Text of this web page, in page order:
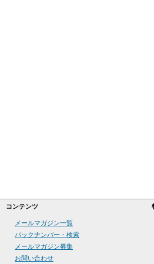
コンテンツ
メールマガジン一覧
バックナンバー・検索
メールマガジン募集
お問い合わせ